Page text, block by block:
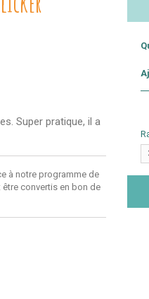
Super pratique, il a
à notre programme de
convertis en bon de